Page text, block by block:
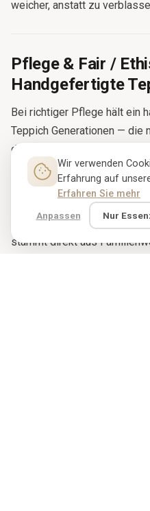
weicher, anstatt zu
Pflege & Fair /
Handgefertigte
Bei richtiger Pflege hält ein
Teppich Generationen — die
dieser Kollektion sind
ohne Bürstenaufsatz
Monate drehen, ihn vor
Sonneneinstrahlung
professionell reinigen
stammt direkt aus
Wir verwenden
Erfahrung auf
Erfahren Sie mehr
Anpassen Nur